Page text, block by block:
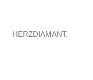
HERZDIAMANT.